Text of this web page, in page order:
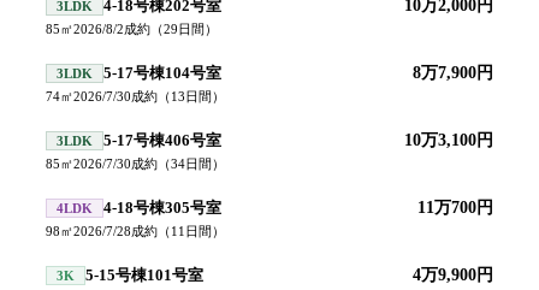
3LDK 4-18号棟202号室 10万2,000円
85㎡2026/8/2成約 （29日間）
3LDK 5-17号棟104号室 8万7,900円
74㎡2026/7/30成約 （13日間）
3LDK 5-17号棟406号室 10万3,100円
85㎡2026/7/30成約 （34日間）
4LDK 4-18号棟305号室 11万700円
98㎡2026/7/28成約 （11 日間）
3K 5-15号棟101号室 4万9,900円